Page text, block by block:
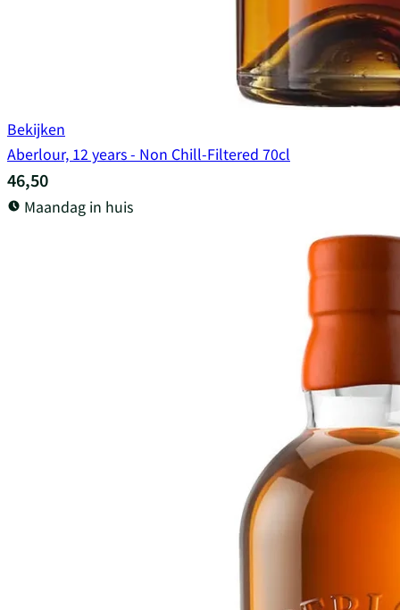
Bekijken
Aberlour, 12 years - Non Chill-Filtered 70cl
46,50
Maandag in huis